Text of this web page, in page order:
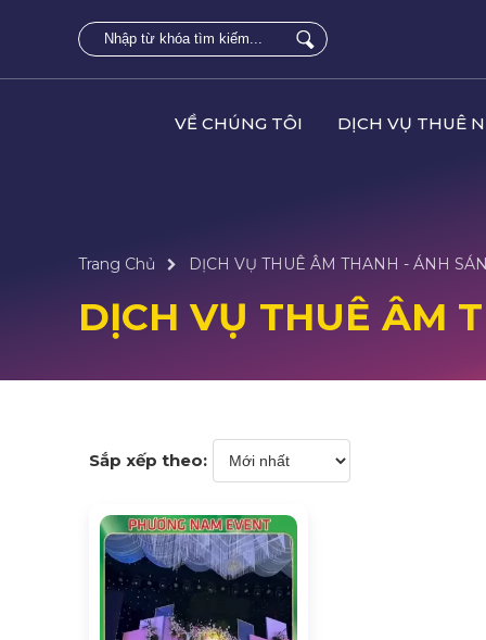
VỀ CHÚNG TÔI DỊCH VỤ THUÊ
Trang Chủ DỊCH VỤ THUÊ ÂM THANH - ÁNH
DỊCH VỤ THUÊ ÂM
Sắp xếp theo: